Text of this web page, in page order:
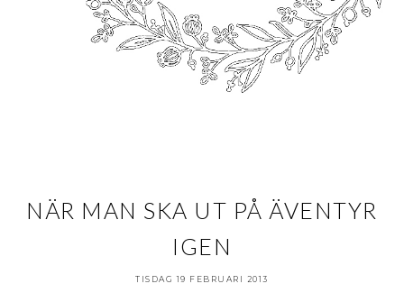
NÄR MAN SKA UT PÅ ÄVENTYR
IGEN
TISDAG 19 FEBRUARI 2013